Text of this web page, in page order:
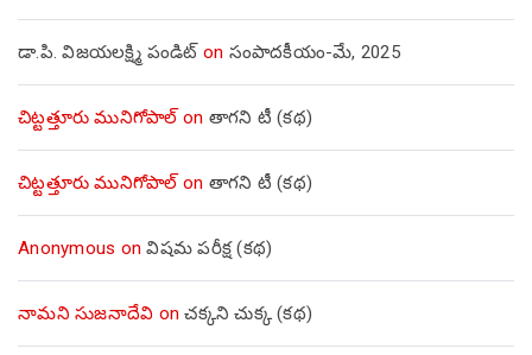
డా.పి. విజయలక్ష్మి పండిట్ on సంపాదకీయం-మే, 2025
చిట్టత్తూరు మునిగోపాల్ on తాగని టీ (కథ)
చిట్టత్తూరు మునిగోపాల్ on తాగని టీ (కథ)
Anonymous onవిషమ పరీక్ష (క‌థ‌)
నామని సుజనాదేవి onచక్కని చుక్క (కథ)